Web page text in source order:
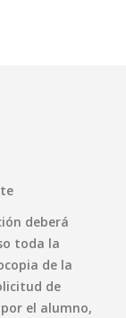
deberá
toda la
de la
de
el alumno,